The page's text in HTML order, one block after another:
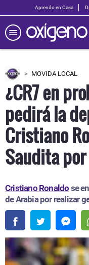
Aprendo en Casa
MOVIDA LOCAL
¿CR7 en
pedirá la
Cristiano
Saudita
Cristiano Ronaldo se
de Arabia por realizar